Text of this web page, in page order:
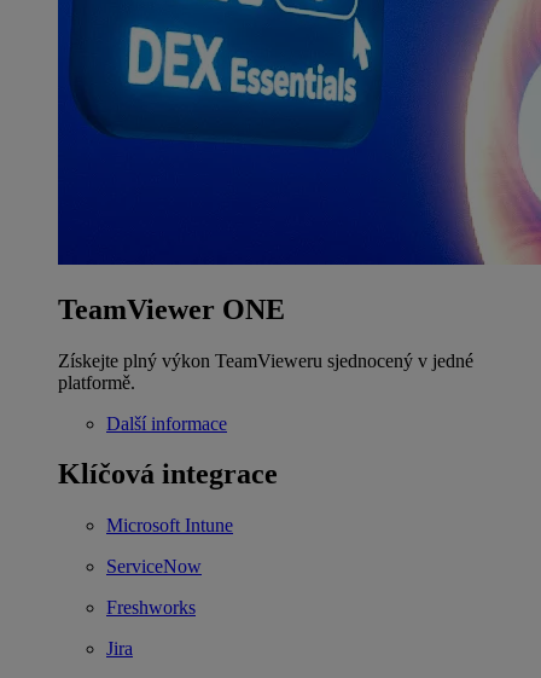
TeamViewer ONE
Získejte plný výkon TeamVieweru sjednocený v jedné
platformě.
Další informace
Klíčová integrace
Microsoft Intune
ServiceNow
Freshworks
Jira